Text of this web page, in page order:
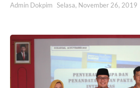
Admin Dokpim Selasa, November 26, 2019